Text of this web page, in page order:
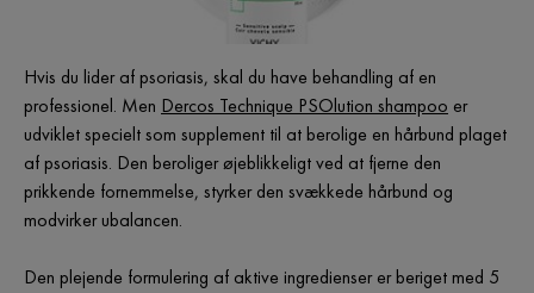
Hvis du lider af psoriasis, skal du have behandling af en
professionel. Men Dercos Technique PSOlution shampoo er
udviklet specielt som supplement til at berolige en hårbund plaget
af psoriasis. Den beroliger øjeblikkeligt ved at fjerne den
prikkende fornemmelse, styrker den svækkede hårbund og
modvirker ubalancen.
Den plejende formulering af aktive ingredienser er beriget med 5